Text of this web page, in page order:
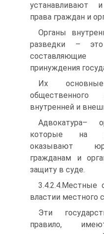
устанавливают
права граждан и
Органы
разведки –
принуждения
Их
общественного
внутренней и
Адвокатура–
которые на
оказывают
гражданам и
защиту в суде.
3.4.2.4.Местные
властии местного
Эти
правило,